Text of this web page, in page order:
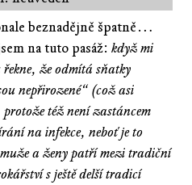
beznadějně špatně…
na tuto pasáž: když mi
že odmítá sňatky
nepřirozené“ (což asi
též není zastáncem
na infekce, neboť je to
a ženy patří mezi tradiční
s ještě delší tradicí